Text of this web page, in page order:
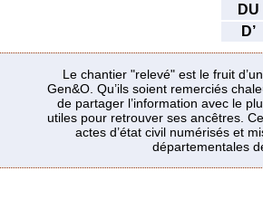
DU
D’
Le chantier "relevé" est le fruit
Gen&O. Qu’ils soient remerciés
de partager l’information avec le
utiles pour retrouver ses ancêtres.
actes d’état civil numérisés et
départementales